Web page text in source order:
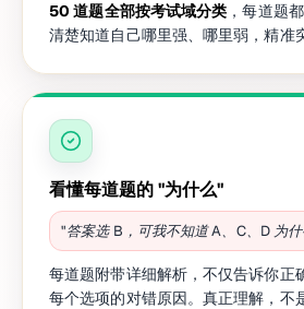
50 道题全部按考试域分类 ，每道题
清楚知道自己哪里强、哪里弱，精准
看懂每道题的 "为什么"
"答案选 B，可我不知道 A、C、D 为
每道题附带详细解析，不仅告诉你正
每个选项的对错原因。真正理解，不